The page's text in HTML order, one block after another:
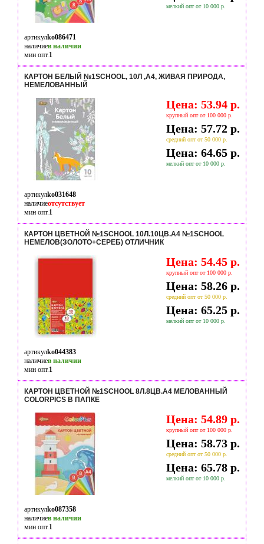
мелкий опт от 10 000 р.
артикулko086471
наличиев наличии
мин опт.1
КАРТОН БЕЛЫЙ №1SCHOOL, 10Л ,А4, ЖИВАЯ ПРИРОДА,
НЕМЕЛОВАННЫЙ
Цена: 53.94 р.
крупный опт от 100 000 р.
Цена: 57.72 р.
средний опт от 50 000 р.
Цена: 64.65 р.
мелкий опт от 10 000 р.
артикулko031648
наличиеотсутствует
мин опт.1
КАРТОН ЦВЕТНОЙ №1SCHOOL 10Л.10ЦВ.А4 №1SCHOOL
НЕМЕЛОВ(ЗОЛОТО+СЕРЕБ) ОТЛИЧНИК
Цена: 54.45 р.
крупный опт от 100 000 р.
Цена: 58.26 р.
средний опт от 50 000 р.
Цена: 65.25 р.
мелкий опт от 10 000 р.
артикулko044383
наличиев наличии
мин опт.1
КАРТОН ЦВЕТНОЙ №1SCHOOL 8Л.8ЦВ.А4 МЕЛОВАННЫЙ
COLORPICS В ПАПКЕ
Цена: 54.89 р.
крупный опт от 100 000 р.
Цена: 58.73 р.
средний опт от 50 000 р.
Цена: 65.78 р.
мелкий опт от 10 000 р.
артикулko087358
наличиев наличии
мин опт.1